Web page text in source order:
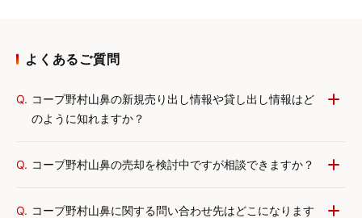
よくあるご質問
Q. コープ野村山鼻の新規売り出し情報や貸し出し情報はど
のように知れますか？
Q. コープ野村山鼻の売却を検討中ですが相談できますか？
Q. コープ野村山鼻に関する問い合わせ先はどこになります